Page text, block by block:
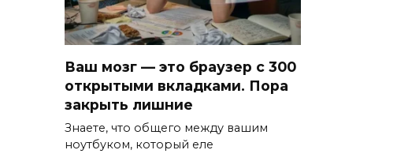
Ваш мозг — это браузер с 300
открытыми вкладками. Пора
закрыть лишние
Знаете, что общего между вашим
ноутбуком, который еле